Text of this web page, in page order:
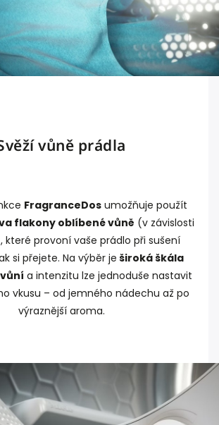
vůně prádla
FragranceDosumožňuje použít
flakony oblíbené vůně (v závislosti
které provoní vaše prádlo při sušení
si přejete. Na výběr je široká škála
a intenzitu lze jednoduše nastavit
vkusu – od jemného nádechu až po
výraznější aroma.